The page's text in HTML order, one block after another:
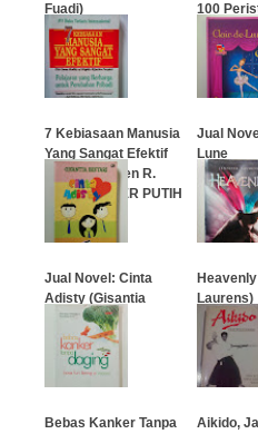
Fuadi)
…
100
Bisa
7 Kebiasaan Manusia
Yang Sangat Efektif
Karya Stephen R.
Covey, COVER PUTIH
…
Jual
Lune
…
Jual Novel: Cinta
Adisty (Gisantia
Bestari)
Laurens)
…
Bebas Kanker Tanpa
Aikido,